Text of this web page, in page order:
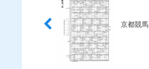
京都競馬